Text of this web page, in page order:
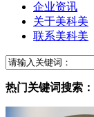
企业资讯
关于美科美
联系美科美
热门关键词搜索：